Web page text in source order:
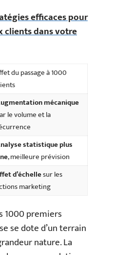
efficaces pour
clients dans votre
du passage à 1000
mécanique
le volume et la
statistique plus
, meilleure prévision
d’échellesur les
marketing
1000 premiers
se dote d’un terrain
nature. La